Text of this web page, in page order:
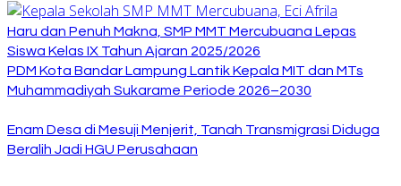
Haru dan Penuh Makna, SMP MMT Mercubuana Lepas
Siswa Kelas IX Tahun Ajaran 2025/2026
PDM Kota Bandar Lampung Lantik Kepala MIT dan MTs
Muhammadiyah Sukarame Periode 2026–2030
Enam Desa di Mesuji Menjerit, Tanah Transmigrasi Diduga
Beralih Jadi HGU Perusahaan